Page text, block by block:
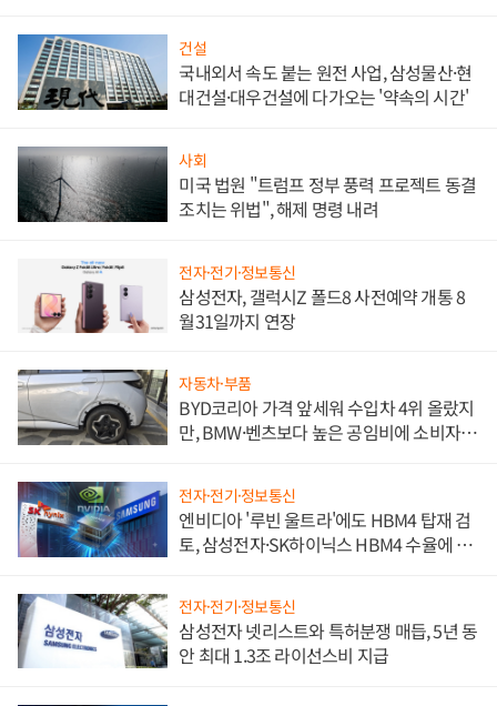
건설
국내외서 속도 붙는 원전 사업, 삼성물산·현
대건설·대우건설에 다가오는 '약속의 시간'
사회
미국 법원 "트럼프 정부 풍력 프로젝트 동결
조치는 위법", 해제 명령 내려
전자·전기·정보통신
삼성전자, 갤럭시Z 폴드8 사전예약 개통 8
월31일까지 연장
자동차·부품
BYD코리아 가격 앞세워 수입차 4위 올랐지
만, BMW·벤츠보다 높은 공임비에 소비자
전자·전기·정보통신
엔비디아 '루빈 울트라'에도 HBM4 탑재 검
토, 삼성전자·SK하이닉스 HBM4 수율에 주
전자·전기·정보통신
삼성전자 넷리스트와 특허분쟁 매듭, 5년 동
안 최대 1.3조 라이선스비 지급